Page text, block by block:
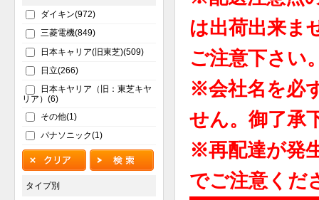
は出荷出来ま
ご注意下さい
※会社名を必
せん。御了承
※再配達が発
でご注意くだ
ダイキン(972)
三菱電機(849)
日本キャリア(旧東芝)(509)
日立(266)
日本キヤリア（旧：東芝キヤ
リア）(6)
その他(1)
パナソニック(1)
タイプ別